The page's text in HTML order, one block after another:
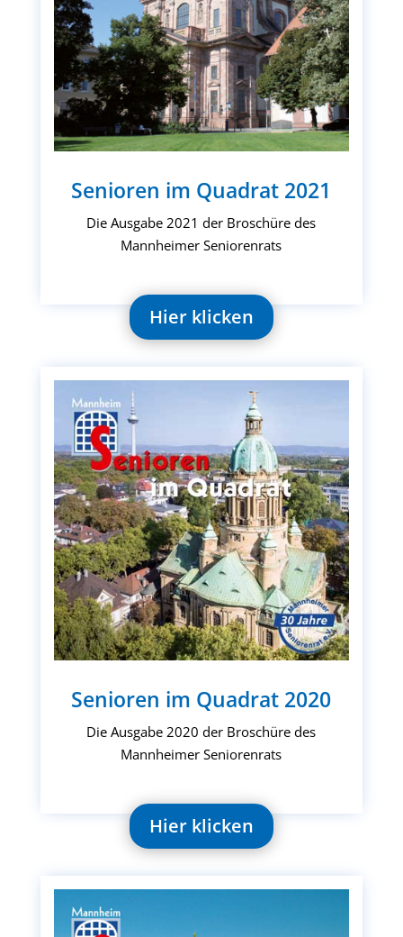
Senioren im Quadrat 2021
Die Ausgabe 2021 der Broschüre des
Mannheimer Seniorenrats
Hier klicken
Senioren im Quadrat 2020
Die Ausgabe 2020 der Broschüre des
Mannheimer Seniorenrats
Hier klicken